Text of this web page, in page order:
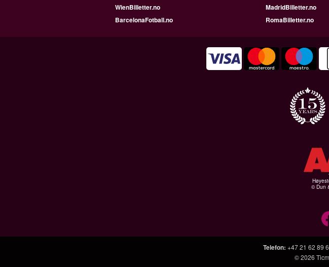
WienBilletter.no
MadridBilletter.no
BarcelonaFotball.no
RomaBilletter.no
© Dun
Telefon: +47 21 62 89
© 2026